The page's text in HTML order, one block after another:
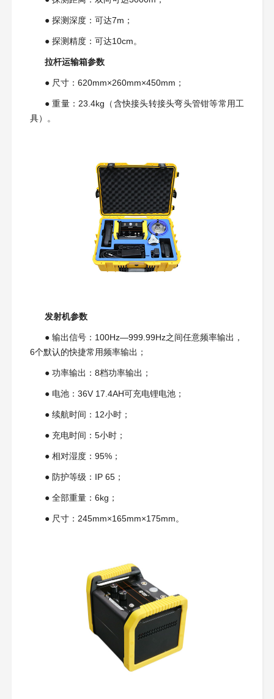
● 探测深度：可达7m；
● 探测精度：可达10cm。
拉杆运输箱参数
● 尺寸：620mm×260mm×450mm；
●重量：23.4kg（含快接头转接头弯头管钳等常用工
具）。
发射机参数
● 输出信号： 100Hz—999.99Hz之间任意频率输出，
6个默认的快捷常用频率输出 ；
● 功率输出：8档功率输出；
● 电池：36V 17.4AH可充电锂电池；
● 续航时间：12小时；
● 充电时间：5小时；
● 相对湿度：95%；
● 防护等级：IP 65；
● 全部重量：6kg；
● 尺寸：245mm×165mm×175mm。